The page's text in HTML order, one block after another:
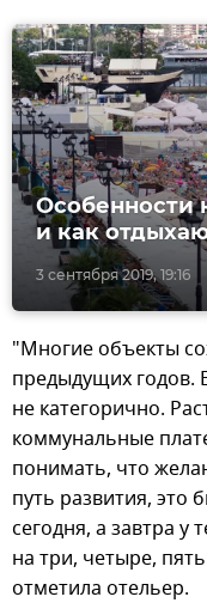
3 сентября 2019, 19:16
Особенности
и как
"Многие объекты
предыдущих годов.
не категорично.
коммунальные
понимать, что
путь развития, это
сегодня, а завтра
на три, четыре,
отметила отельер.